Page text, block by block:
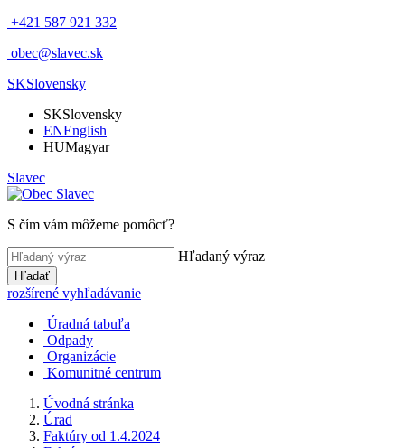
+421 587 921 332
obec@slavec.sk
SKSlovensky
SKSlovensky
ENEnglish
HUMagyar
Slavec
S čím vám môžeme pomôcť?
Hľadaný výraz
Hľadať
rozšírené vyhľadávanie
Úradná tabuľa
Odpady
Organizácie
Komunitné centrum
Úvodná stránka
Úrad
Faktúry od 1.4.2024